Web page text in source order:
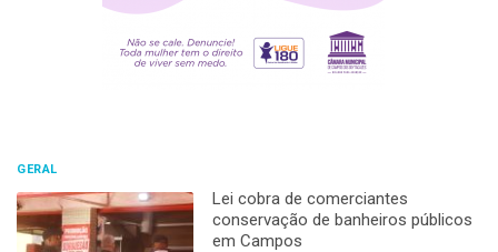
GERAL
Lei cobra de comerciantes
conservação de banheiros públicos
em Campos